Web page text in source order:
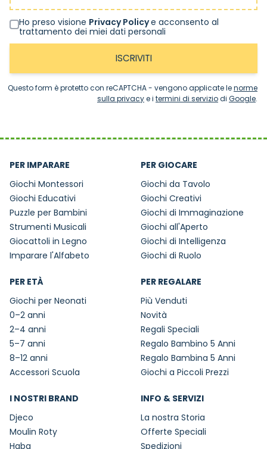
Ho preso visione Privacy Policye acconsento al
trattamento dei miei dati personali
ISCRIVITI
Questo form è protetto con reCAPTCHA - vengono applicate lenorme
sulla privacye i termini di serviziodi Google.
PER IMPARARE
Giochi Montessori
Giochi Educativi
Puzzle per Bambini
Strumenti Musicali
Giocattoli in Legno
Imparare l'Alfabeto
PER GIOCARE
Giochi da Tavolo
Giochi Creativi
Giochi di Immaginazione
Giochi all'Aperto
Giochi di Intelligenza
Giochi di Ruolo
PER ETÀ
Giochi per Neonati
0–2 anni
2–4 anni
5–7 anni
8–12 anni
Accessori Scuola
PER REGALARE
Più Venduti
Novità
Regali Speciali
Regalo Bambino 5 Anni
Regalo Bambina 5 Anni
Giochi a Piccoli Prezzi
I NOSTRI BRAND
Djeco
Moulin Roty
Haba
INFO & SERVIZI
La nostra Storia
Offerte Speciali
Spedizioni